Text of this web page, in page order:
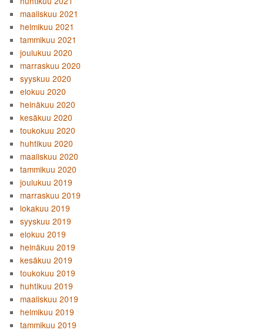
maaliskuu 2021
helmikuu 2021
tammikuu 2021
joulukuu 2020
marraskuu 2020
syyskuu 2020
elokuu 2020
heinäkuu 2020
kesäkuu 2020
toukokuu 2020
huhtikuu 2020
maaliskuu 2020
tammikuu 2020
joulukuu 2019
marraskuu 2019
lokakuu 2019
syyskuu 2019
elokuu 2019
heinäkuu 2019
kesäkuu 2019
toukokuu 2019
huhtikuu 2019
maaliskuu 2019
helmikuu 2019
tammikuu 2019